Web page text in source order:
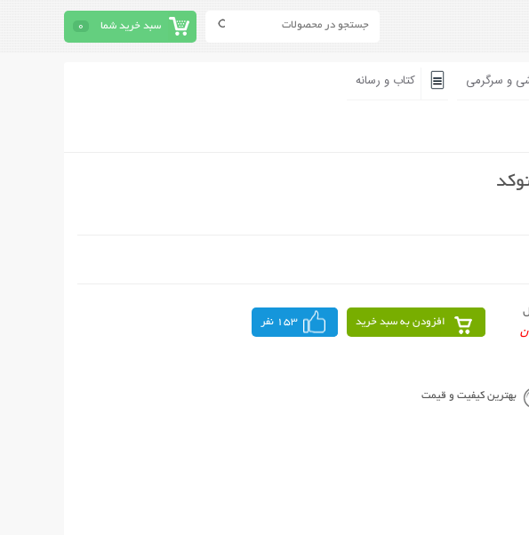
سبد خرید شما 0
و سرگرمی کتاب و رسانه
افزودن به سبد خرید 153 نفر
بهترین کیفیت و قیمت